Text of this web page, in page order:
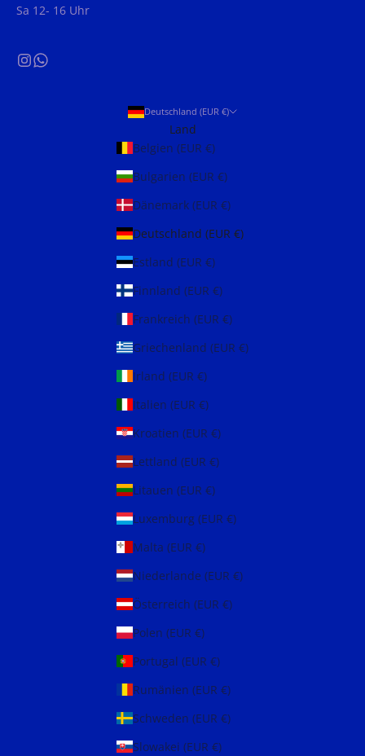
Sa 12- 16 Uhr
Deutschland (EUR €)
Land
Belgien (EUR €)
Bulgarien (EUR €)
Dänemark (EUR €)
Deutschland (EUR €)
Estland (EUR €)
Finnland (EUR €)
Frankreich (EUR €)
Griechenland (EUR €)
Irland (EUR €)
Italien (EUR €)
Kroatien (EUR €)
Lettland (EUR €)
Litauen (EUR €)
Luxemburg (EUR €)
Malta (EUR €)
Niederlande (EUR €)
Österreich (EUR €)
Polen (EUR €)
Portugal (EUR €)
Rumänien (EUR €)
Schweden (EUR €)
Slowakei (EUR €)